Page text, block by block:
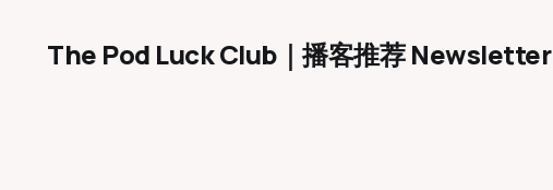
The Pod Luck Club｜播客推荐 Newsletter